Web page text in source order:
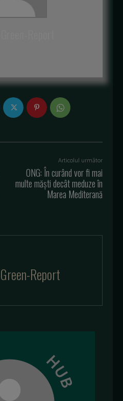
Articolul următor
ONG: În curând vor fi mai
multe măști decât meduze în
Marea Mediterană
Report